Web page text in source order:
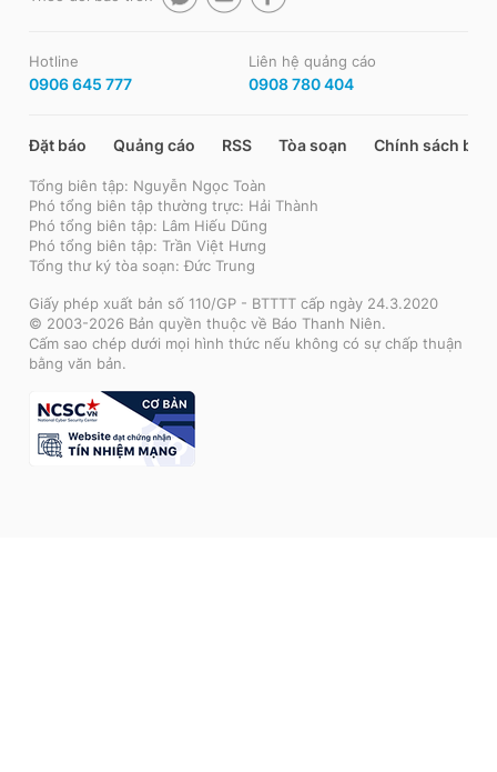
Hotline
0906 645 777
Liên hệ quảng cáo
0908 780 404
Đặt báo Quảng cáo RSS Tòa soạn Chính sách bảo
Tổng biên tập: Nguyễn Ngọc Toàn
Phó tổng biên tập thường trực: Hải Thành
Phó tổng biên tập: Lâm Hiếu Dũng
Phó tổng biên tập: Trần Việt Hưng
Tổng thư ký tòa soạn: Đức Trung
Giấy phép xuất bản số 110/GP - BTTTT cấp ngày 24.3.2020
© 2003-2026 Bản quyền thuộc về Báo Thanh Niên.
Cấm sao chép dưới mọi hình thức nếu không có sự chấp thuận
bằng văn bản.